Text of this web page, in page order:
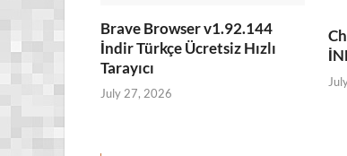
Brave Browser v1.92.144
İndir Türkçe Ücretsiz Hızlı
Tarayıcı
July 27, 2026